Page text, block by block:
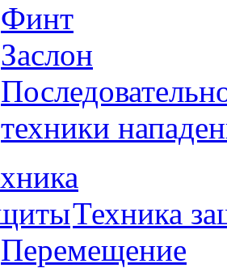
Финт
Заслон
техники
Техника
Перемещение